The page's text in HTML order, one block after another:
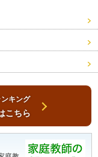
キング
こちら